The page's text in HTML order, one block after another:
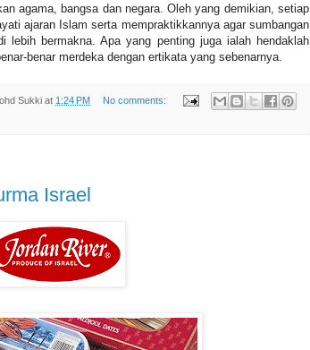
agama, bangsa dan negara. Oleh yang demikian, setiap
ajaran Islam serta mempraktikkannya agar sumbangan
lebih bermakna. Apa yang penting juga ialah hendaklah
benar merdeka dengan ertikata yang sebenarnya.
Sukki at 1:24 PM No comments:
Israel